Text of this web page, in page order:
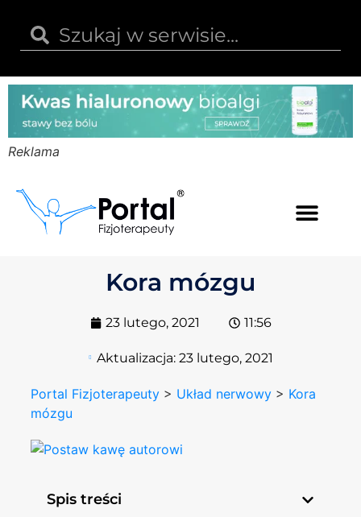
Reklama
Kora mózgu
23 lutego, 2021 11:56
Aktualizacja: 23 lutego, 2021
Portal Fizjoterapeuty > Układ nerwowy > Kora
mózgu
Spis treści